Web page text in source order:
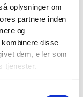
oplysninger om
partnere inden
og
disse
dem, eller som
tjenester.